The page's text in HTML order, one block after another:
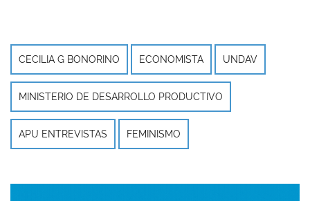
CECILIA G BONORINO ECONOMISTA UNDAV
MINISTERIO DE DESARROLLO PRODUCTIVO
APU ENTREVISTAS FEMINISMO